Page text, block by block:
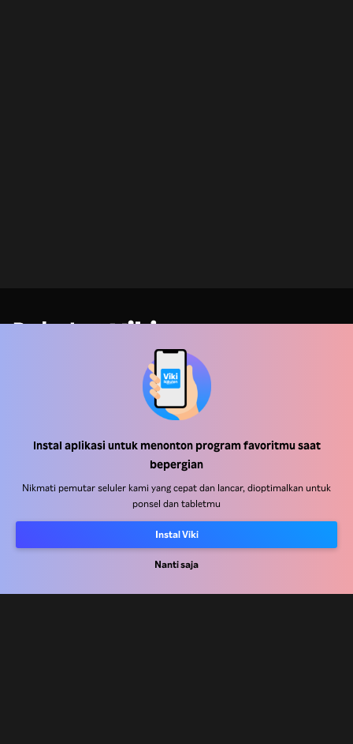
Instal aplikasi untuk menonton program favoritmu saat
bepergian
Nikmati pemutar seluler kami yang cepat dan lancar, dioptimalkan untuk
ponsel dan tabletmu
Instal Viki
Nanti saja
Pusat Bantuan
Pusat Pers
Ketentuan Penggunaan